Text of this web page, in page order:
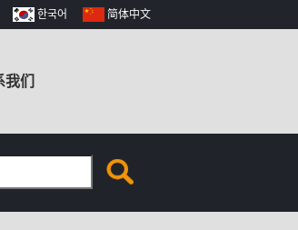
한국어 简体中文
们